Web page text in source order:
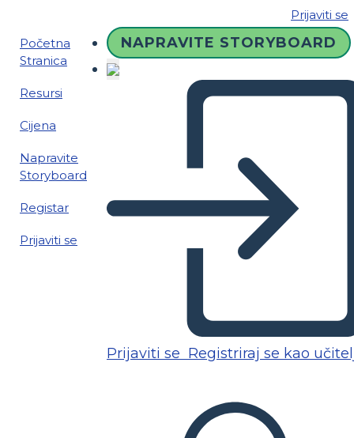
Prijaviti se
Početna
Stranica
Resursi
Cijena
Napravite
Storyboard
Registar
Prijaviti se
NAPRAVITE STORYBOARD
Prijaviti se Registriraj se kao